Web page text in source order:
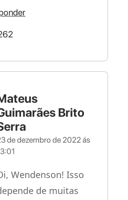
Brito
de dezembro de 2022 ás
Wendenson! Isso
de muitas